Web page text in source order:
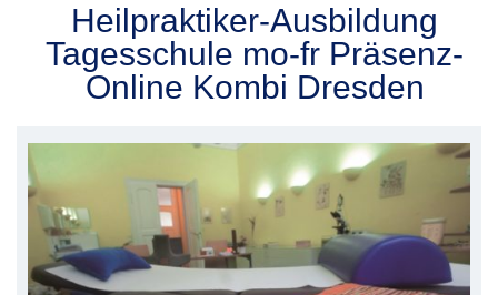
Heilpraktiker-Ausbildung
Tagesschule mo-fr Präsenz-
Online Kombi Dresden